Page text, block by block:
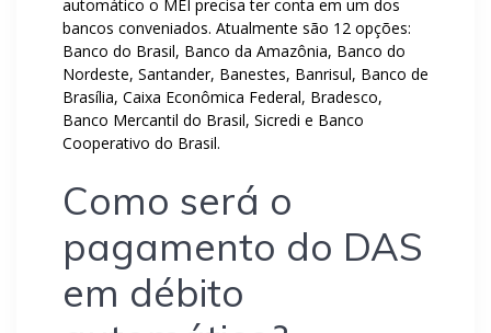
automático o MEI precisa ter conta em um dos
bancos conveniados. Atualmente são 12 opções:
Banco do Brasil, Banco da Amazônia, Banco do
Nordeste, Santander, Banestes, Banrisul, Banco de
Brasília, Caixa Econômica Federal, Bradesco,
Banco Mercantil do Brasil, Sicredi e Banco
Cooperativo do Brasil.
Como será o
pagamento do DAS
em débito